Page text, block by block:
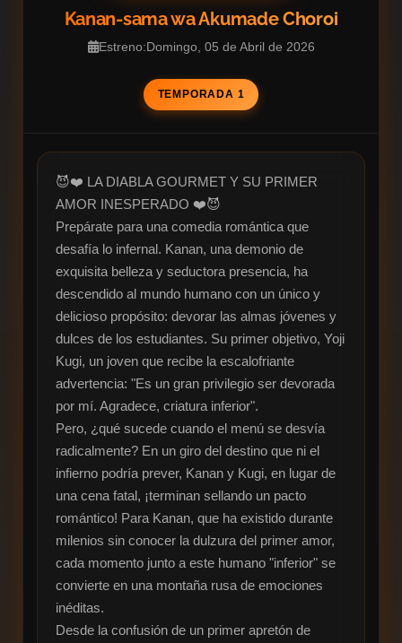
Kanan-sama wa Akumade Choroi
Estreno:Domingo, 05 de Abril de 2026
TEMPORADA 1
😈❤️ LA DIABLA GOURMET Y SU PRIMER
AMOR INESPERADO ❤️😈
Prepárate para una comedia romántica que
desafía lo infernal. Kanan, una demonio de
exquisita belleza y seductora presencia, ha
descendido al mundo humano con un único y
delicioso propósito: devorar las almas jóvenes y
dulces de los estudiantes. Su primer objetivo, Yoji
Kugi, un joven que recibe la escalofriante
advertencia: "Es un gran privilegio ser devorada
por mí. Agradece, criatura inferior".
Pero, ¿qué sucede cuando el menú se desvía
radicalmente? En un giro del destino que ni el
infierno podría prever, Kanan y Kugi, en lugar de
una cena fatal, ¡terminan sellando un pacto
romántico! Para Kanan, que ha existido durante
milenios sin conocer la dulzura del primer amor,
cada momento junto a este humano "inferior" se
convierte en una montaña rusa de emociones
inéditas.
Desde la confusión de un primer apretón de